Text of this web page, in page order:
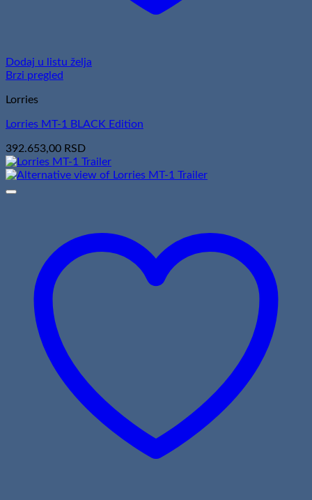
Dodaj u listu želja
Brzi pregled
Lorries
Lorries MT-1 BLACK Edition
392.653,00 RSD